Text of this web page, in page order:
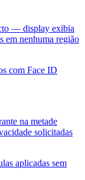
— display exibia
em nenhuma região
com Face ID
na metade
solicitadas
aplicadas sem